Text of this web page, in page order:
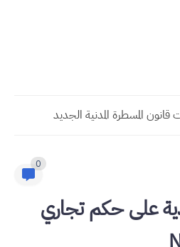
المسطرة المدنية الجديد
0
على حكم تجاري